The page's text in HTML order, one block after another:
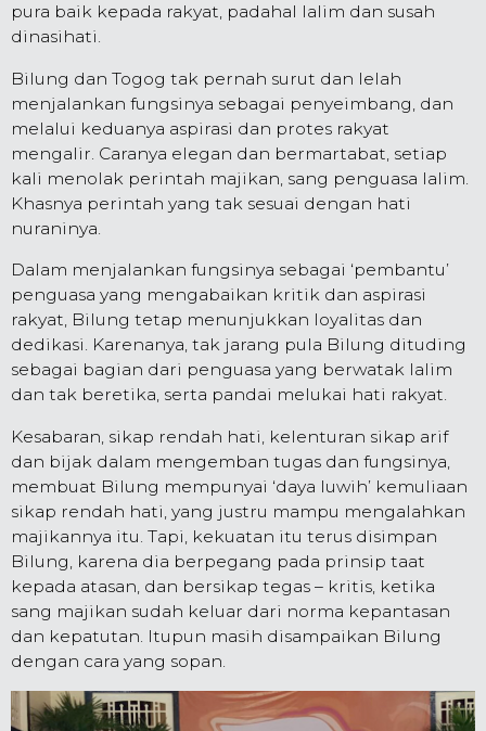
pura baik kepada rakyat, padahal lalim dan susah
dinasihati.
Bilung dan Togog tak pernah surut dan lelah
menjalankan fungsinya sebagai penyeimbang, dan
melalui keduanya aspirasi dan protes rakyat
mengalir. Caranya elegan dan bermartabat, setiap
kali menolak perintah majikan, sang penguasa lalim.
Khasnya perintah yang tak sesuai dengan hati
nuraninya.
Dalam menjalankan fungsinya sebagai ‘pembantu’
penguasa yang mengabaikan kritik dan aspirasi
rakyat, Bilung tetap menunjukkan loyalitas dan
dedikasi. Karenanya, tak jarang pula Bilung dituding
sebagai bagian dari penguasa yang berwatak lalim
dan tak beretika, serta pandai melukai hati rakyat.
Kesabaran, sikap rendah hati, kelenturan sikap arif
dan bijak dalam mengemban tugas dan fungsinya,
membuat Bilung mempunyai ‘daya luwih’ kemuliaan
sikap rendah hati, yang justru mampu mengalahkan
majikannya itu. Tapi, kekuatan itu terus disimpan
Bilung, karena dia berpegang pada prinsip taat
kepada atasan, dan bersikap tegas – kritis, ketika
sang majikan sudah keluar dari norma kepantasan
dan kepatutan. Itupun masih disampaikan Bilung
dengan cara yang sopan.